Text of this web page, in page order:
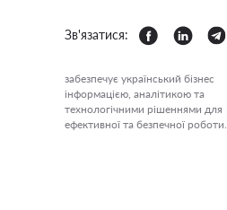
Зв'язатися:
забезпечує український бізнес
інформацією, аналітикою та
технологічними рішеннями для
ефективної та безпечної роботи.